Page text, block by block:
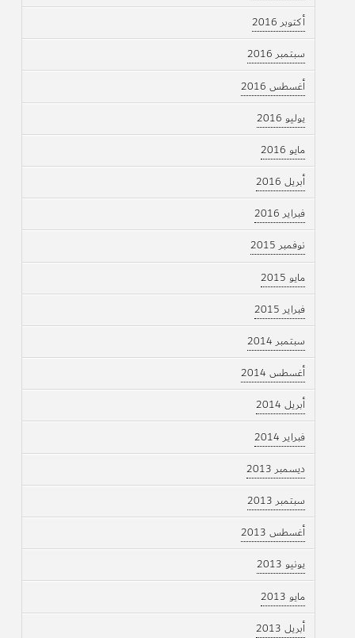
أكتوبر 2016
سبتمبر 2016
أغسطس 2016
يوليو 2016
مايو 2016
أبريل 2016
فبراير 2016
نوفمبر 2015
مايو 2015
فبراير 2015
سبتمبر 2014
أغسطس 2014
أبريل 2014
فبراير 2014
ديسمبر 2013
سبتمبر 2013
أغسطس 2013
يونيو 2013
مايو 2013
أبريل 2013